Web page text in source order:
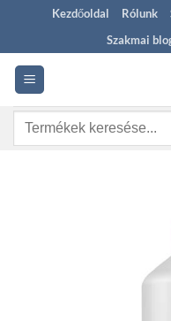
content
Kezdőoldal Rólunk
Szakmai
Keresés